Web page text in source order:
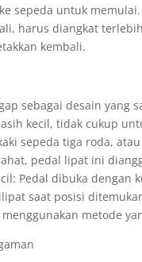
sepeda untuk
harus diangkat
kembali.
sebagai desain yang
kecil, tidak cukup
sepeda tiga roda,
pedal lipat ini
Pedal dibuka dengan
saat posisi
metode